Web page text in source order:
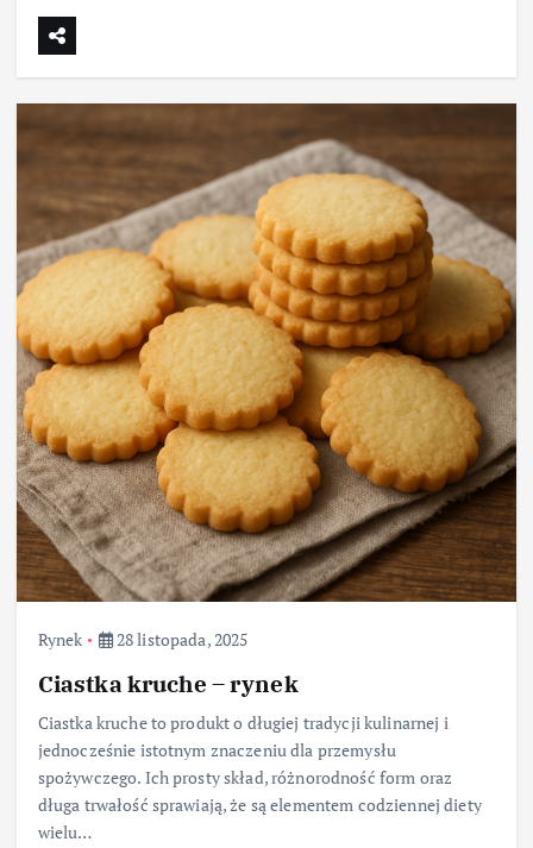
Rynek 28 listopada, 2025
Ciastka kruche – rynek
Ciastka kruche to produkt o długiej tradycji kulinarnej i
jednocześnie istotnym znaczeniu dla przemysłu
spożywczego. Ich prosty skład, różnorodność form oraz
długa trwałość sprawiają, że są elementem codziennej diety
wielu…